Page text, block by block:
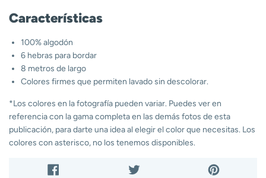
Características
100% algodón
6 hebras para bordar
8 metros de largo
Colores firmes que permiten lavado sin descolorar.
*Los colores en la fotografía pueden variar. Puedes ver en
referencia con la gama completa en las demás fotos de esta
publicación, para darte una idea al elegir el color que necesitas. Los
colores con asterisco, no los tenemos disponibles.